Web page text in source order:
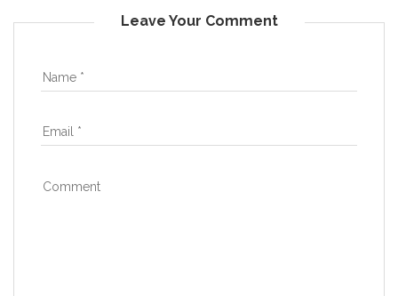
Leave Your Comment